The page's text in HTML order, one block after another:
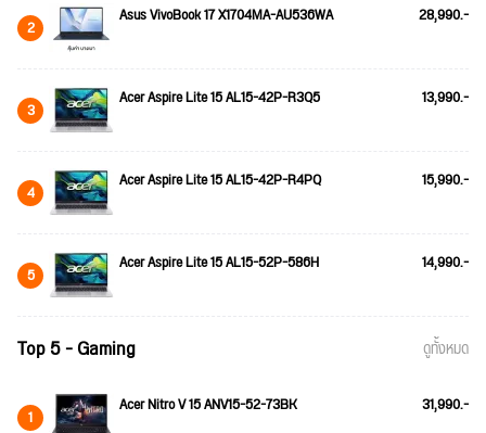
2 Asus VivoBook 17 X1704MA-AU536WA 28,990.-
3 Acer Aspire Lite 15 AL15-42P-R3Q5 13,990.-
4 Acer Aspire Lite 15 AL15-42P-R4PQ 15,990.-
5 Acer Aspire Lite 15 AL15-52P-586H 14,990.-
Top 5 - Gaming ดูทั้งหมด
1 Acer Nitro V 15 ANV15-52-73BK 31,990.-